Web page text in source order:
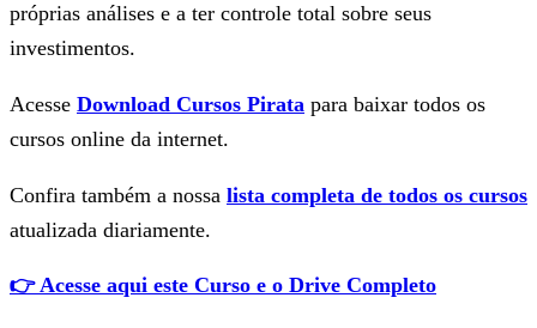
próprias análises e a ter controle total sobre seus
investimentos.
Acesse Download Cursos Pirata para baixar todos os
cursos online da internet.
Confira também a nossa lista completa de todos os cursos
atualizada diariamente.
👉 Acesse aqui este Curso e o Drive Completo